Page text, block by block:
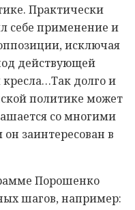
Практически
себе применение и
исключая
действующей
долго и
политике может
со многими
заинтересован в
Порошенко
шагов, например: